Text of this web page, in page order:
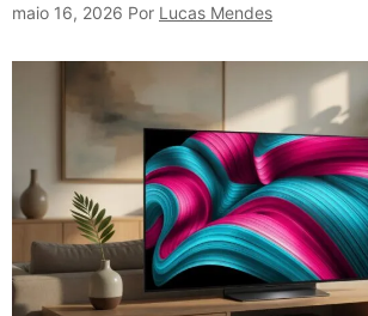
maio 16, 2026 Por Lucas Mendes